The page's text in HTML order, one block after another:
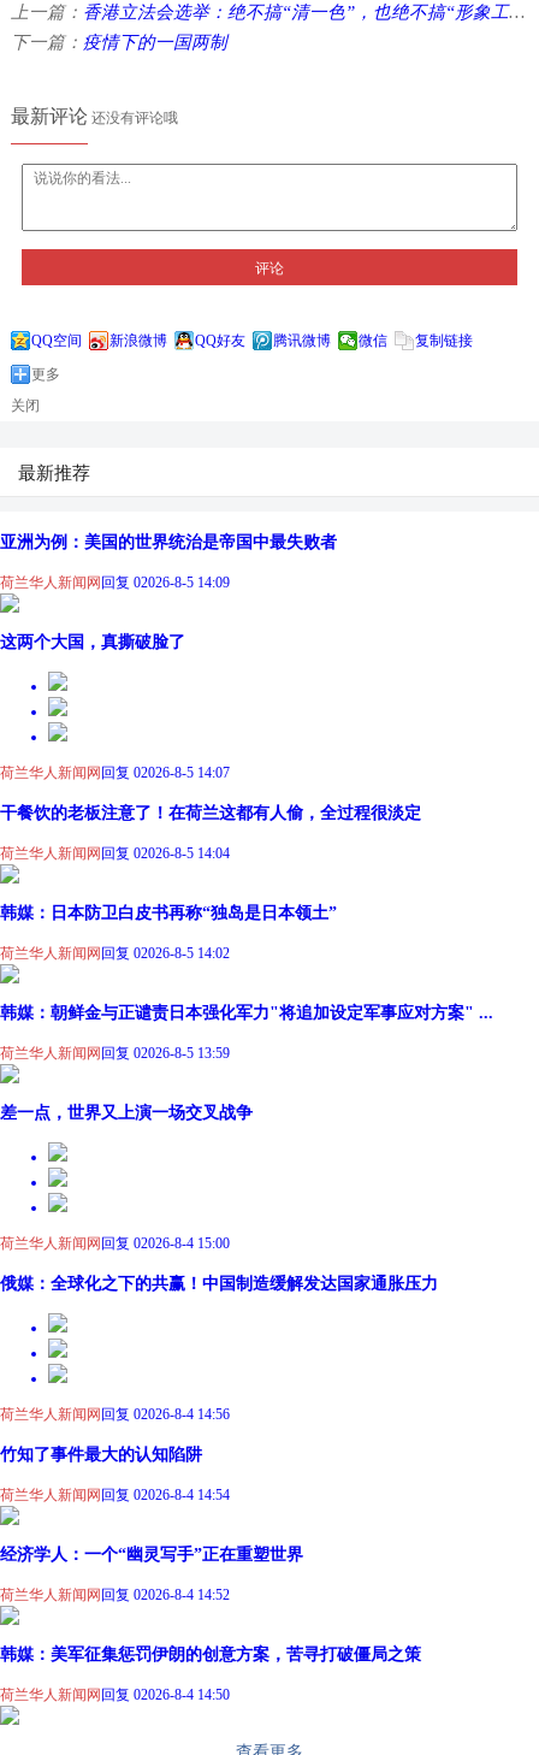
上一篇： 香港立法会选举：绝不搞“清一色”，也绝不搞“形象工程” ...
下一篇： 疫情下的一国两制
最新评论还没有评论哦
评论
QQ空间 新浪微博 QQ好友 腾讯微博 微信
复制链接
更多
关闭
最新推荐
亚洲为例：美国的世界统治是帝国中最失败者
荷兰华人新闻网回复 02026-8-5 14:09
这两个大国，真撕破脸了
荷兰华人新闻网回复 02026-8-5 14:07
干餐饮的老板注意了！在荷兰这都有人偷，全过程很淡定
荷兰华人新闻网 回复 02026-8-5 14:04
韩媒：日本防卫白皮书再称“独岛是日本领土”
荷兰华人新闻网 回复 02026-8-5 14:02
韩媒：朝鲜金与正谴责日本强化军力"将追加设定军事应对方案" ...
荷兰华人新闻网 回复 02026-8-5 13:59
差一点，世界又上演一场交叉战争
荷兰华人新闻网 回复 02026-8-4 15:00
俄媒：全球化之下的共赢！中国制造缓解发达国家通胀压力
荷兰华人新闻网 回复 02026-8-4 14:56
竹知了事件最大的认知陷阱
荷兰华人新闻网 回复 02026-8-4 14:54
经济学人：一个“幽灵写手”正在重塑世界
荷兰华人新闻网 回复 02026-8-4 14:52
韩媒：美军征集惩罚伊朗的创意方案，苦寻打破僵局之策
荷兰华人新闻网 回复 02026-8-4 14:50